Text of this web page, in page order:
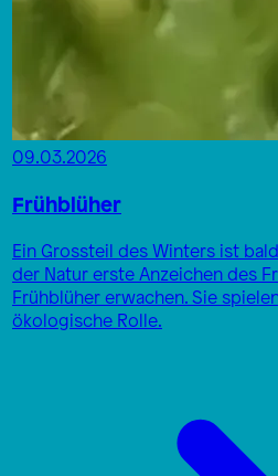
09.03.2026
Frühblüher
Ein Grossteil des Winters ist
der Natur erste Anzeichen des
Frühblüher erwachen. Sie
ökologische Rolle.